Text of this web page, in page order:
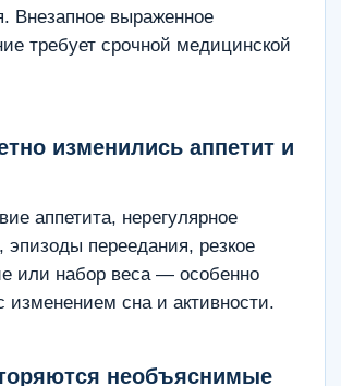
Внезапное выраженное
требует срочной медицинской
изменились аппетит и
аппетита, нерегулярное
эпизоды переедания, резкое
или набор веса — особенно
изменением сна и активности.
необъяснимые